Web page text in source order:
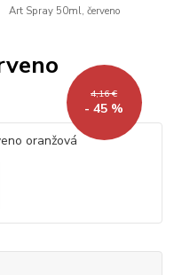
Art Spray 50ml, červeno
4,16 €
- 45 %